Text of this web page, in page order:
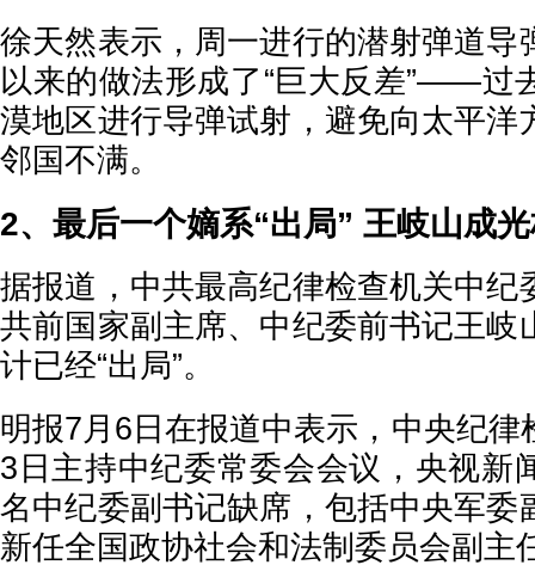
徐天然表示，周一进行的潜射弹道导
以来的做法形成了“巨大反差”——过
漠地区进行导弹试射，避免向太平洋
邻国不满。
2、最后一个嫡系“出局” 王岐山成
据报道，中共最高纪律检查机关中纪
共前国家副主席、中纪委前书记王岐
计已经“出局”。
明报7月6日在报道中表示，中央纪律
3日主持中纪委常委会会议，央视新
名中纪委副书记缺席，包括中央军委
新任全国政协社会和法制委员会副主